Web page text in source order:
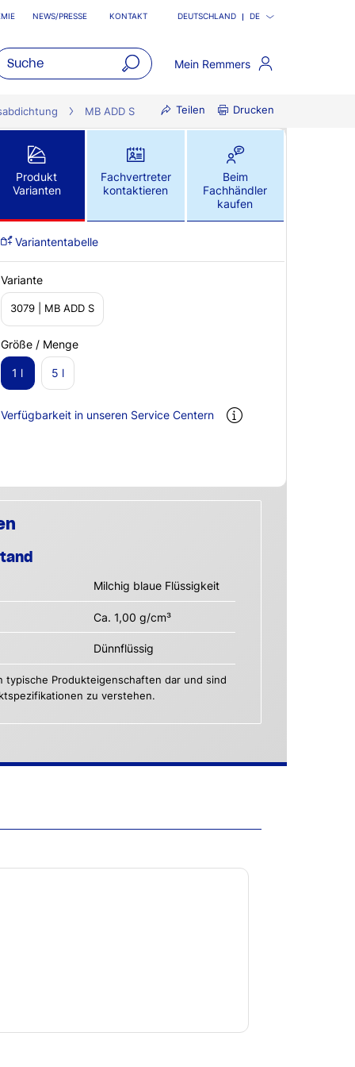
NEWS/PRESSE KONTAKT DEUTSCHLAND DE
Mein Remmers
MB ADD S Teilen Drucken
Produkt
Varianten
Fachvertreter
kontaktieren
Beim
Fachhändler
kaufen
Variantentabelle
Variante
3079 | MB ADD S
Größe / Menge
1 l 5 l
Verfügbarkeit in unseren Service Centern
Milchig blaue Flüssigkeit
Ca. 1,00 g/cm³
Dünnflüssig
typische Produkteigenschaften dar und sind
zu verstehen.